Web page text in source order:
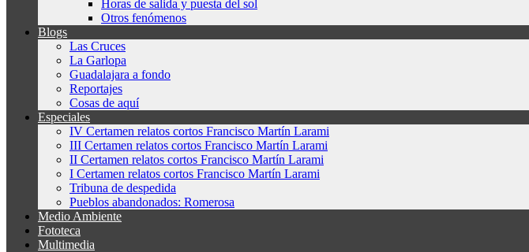
Horas de salida y puesta del sol
Otros fenómenos
Blogs
Las Cruces
La Garlopa
Guadalajara a fondo
Reportajes
Cosas de aquí
Especiales
IV Certamen relatos cortos Francisco Martín Larami
III Certamen relatos cortos Francisco Martín Larami
II Certamen relatos cortos Francisco Martín Larami
I Certamen relatos cortos Francisco Martín Larami
Tribuna de despedida
Pueblos abandonados: Romerosa
Medio Ambiente
Fototeca
Multimedia